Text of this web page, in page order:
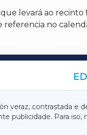
levará ao
no
veraz, contrastada e
publicidade. Para iso,
TERRACHAXA